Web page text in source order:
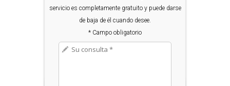
servicio es completamente gratuito y puede darse
de baja de él cuando desee.
* Campo obligatorio